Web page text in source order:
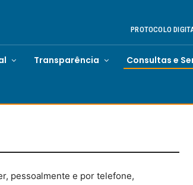
PROTOCOLO
Transparência Consultas e
pessoalmente e por telefone,